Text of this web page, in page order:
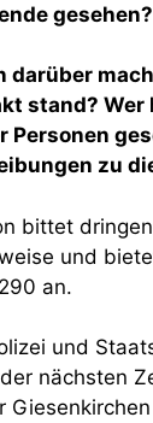
gesehen?
darüber
stand? Wer
Personen
zu
bittet
und
an.
und
nächsten